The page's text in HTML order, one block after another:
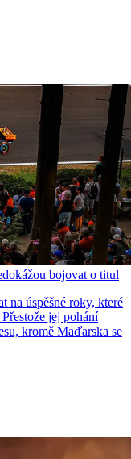
bojovat o titul
na úspěšné roky, které
jej pohání
kromě Maďarska se